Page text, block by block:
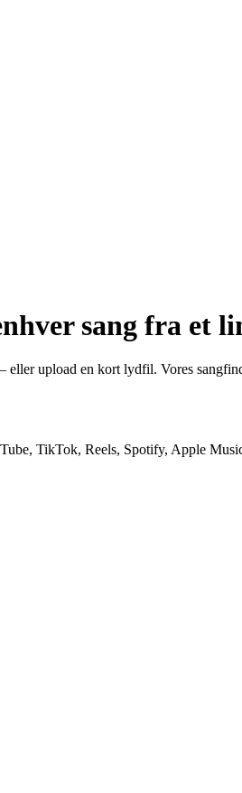
sang fra et
upload en kort lydfil. Vores
TikTok, Reels, Spotify, Apple